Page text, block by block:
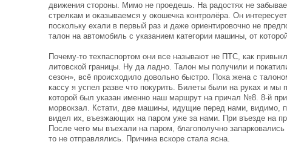
движения стороны. Мимо не проедешь. На радостях не
стрелкам и оказываемся у окошечка контролёра. Он
поскольку ехали в первый раз и даже ориентировочно не
талон на автомобиль с указанием категории машины, от
Почему-то техпаспортом они все называют не ПТС, как
литовской границы. Ну да ладно. Талон мы получили и
сезон», всё происходило довольно быстро. Пока жена с
кассу я успел разве что покурить. Билеты были на руках и
которой был указан именно наш маршрут на причал №8. 8-й
морвокзал. Кстати, две машины, идущие перед нами, видимо,
видел их, въезжающих на паром уже за нами. При въезде на
После чего мы въехали на паром, благополучно
то не отправлялись. Причина вскоре стала ясна.